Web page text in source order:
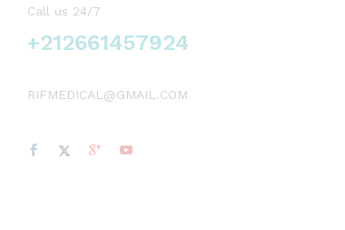
Call us 24/7
+212661457924
RIFMEDICAL@GMAIL.COM